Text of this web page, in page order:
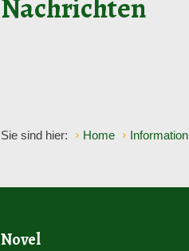
Nachrichten
Sie sind hier: Home Information
Novel